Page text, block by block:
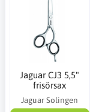
Jaguar CJ3 5,5"
frisörsax
Jaguar Solingen